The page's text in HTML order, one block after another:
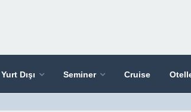
Yurt Dışı Seminer Cruise